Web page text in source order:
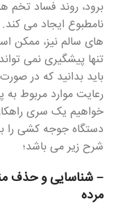
برود، روند فساد تخم
نامطبوع ایجاد می
های سالم نیز، ممکن
تنها پیشگیری نمی
باید بدانید که در
رعایت موارد مربوط به
خواهیم یک سری
دستگاه جوجه کشی را
شرح زیر می باشد؛
– شناسایی و حذف
مرده